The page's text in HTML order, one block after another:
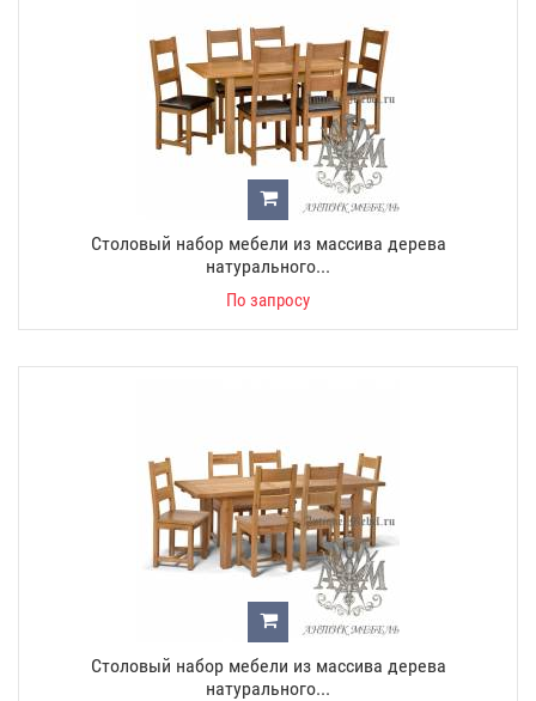
Столовый набор мебели из массива дерева
натурального...
По запросу
Столовый набор мебели из массива дерева
натурального...